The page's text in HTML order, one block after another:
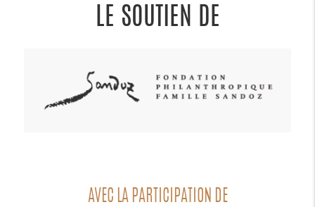
LE SOUTIEN DE
AVEC LA PARTICIPATION DE